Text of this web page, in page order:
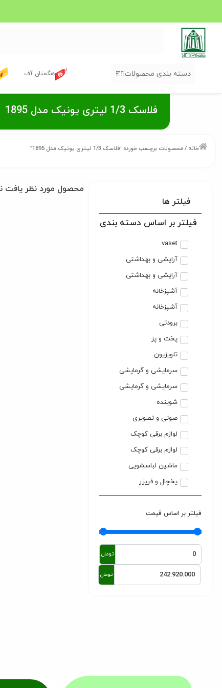
دسته بندی محصولات هگمتان آف
فلاسک 1/3 لیتری یونیک مدل 1895
خانه / محصولات برچسب خورده “فلاسک 1/3 لیتری یونیک مدل 1895”
فیلتر ها
فیلتر بر اساس دسته بندی
vaset
آرایشی و بهداشتی
آرایشی و بهداشتی
آشپزخانه
آشپزخانه
برودتی
پخت و پز
تلویزیون
سرمایشی و گرمایشی
سرمایشی و گرمایشی
شوینده
صوتی و تصویری
لوازم برقی کوچک
لوازم برقی کوچک
ماشین لباسشویی
یخچال و فریزر
فیلتر بر اساس قیمت
تومان
تومان
محصول مورد نظر یافت